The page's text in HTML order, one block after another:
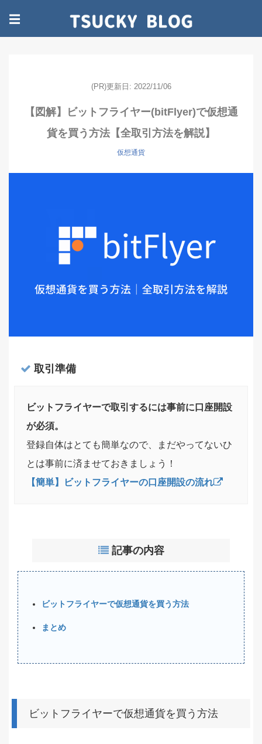
☰
(PR)更新日: 2022/11/06
【図解】ビットフライヤー(bitFlyer)で仮想通
貨を買う方法【全取引方法を解説】
仮想通貨
取引準備
ビットフライヤーで取引するには事前に口座開設
が必須。
登録自体はとても簡単なので、まだやってないひ
とは事前に済ませておきましょう！
【簡単】ビットフライヤーの口座開設の流れ
記事の内容
ビットフライヤーで仮想通貨を買う方法
まとめ
ビットフライヤーで仮想通貨を買う方法